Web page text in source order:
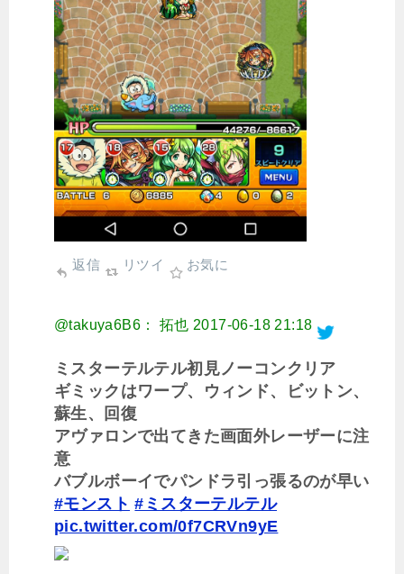
返信 リツイ お気に
@takuya6B6： 拓也 2017-06-18 21:18
ミスターテルテル初見ノーコンクリア
ギミックはワープ、ウィンド、ビットン、
蘇生、回復
アヴァロンで出てきた画面外レーザーに注
意
バブルボーイでパンドラ引っ張るのが早い
#モンスト #ミスターテルテル
pic.twitter.com/0f7CRVn9yE